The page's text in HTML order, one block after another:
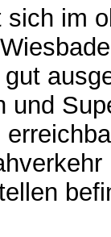
im
und